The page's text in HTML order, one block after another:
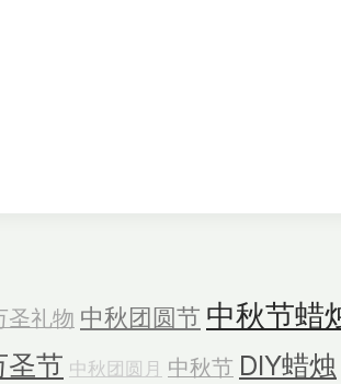
圣礼物 中秋团圆节 中秋节蜡
圣节 中秋团圆月 中秋节 DIY蜡烛